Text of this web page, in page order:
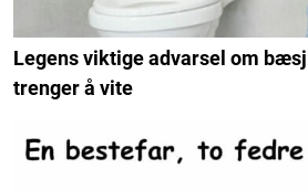
Legens viktige advarsel om
trenger å vite